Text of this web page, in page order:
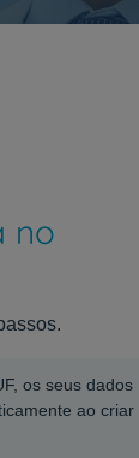
no
os seus dados
ao criar